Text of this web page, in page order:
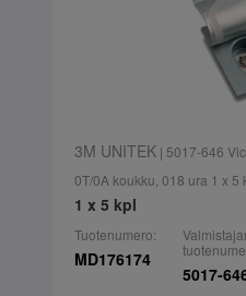
3M UNITEK| 5017-646
0T/0A koukku, 018 ura 1 x 5
1 x 5 kpl
Tuotenumero:
MD176174
5017-